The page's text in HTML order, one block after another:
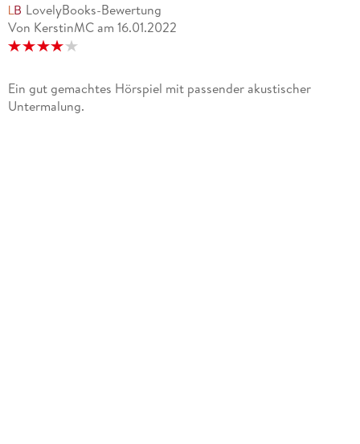
LovelyBooks-Bewertung
Von KerstinMC am 16.01.2022
Ein gut gemachtes Hörspiel mit passender akustischer
Untermalung.